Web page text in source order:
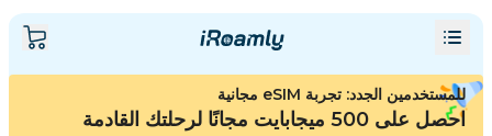
للمستخدمين الجدد: تجربة eSIM مجانية
احصل على 500 ميجابايت مجانًا لرحلتك القادمة